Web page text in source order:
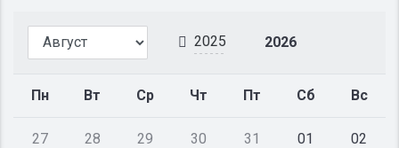
2025 2026
Пн Вт Ср Чт Пт Сб Вс
27 28 29 30 31 01 02